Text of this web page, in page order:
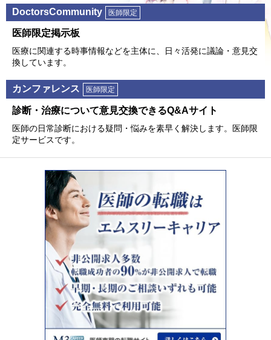
DoctorsCommunity 医師限定
医師限定掲⽰板
医療に関連する時事情報などを主体に、⽇々活発に議論・意⾒交
換しています。
カンファレンス 医師限定
診断・治療について意⾒交換できるQ&Aサイト
医師の⽇常診断における疑問・悩みを素早く解決します。医師限
定サービスです。